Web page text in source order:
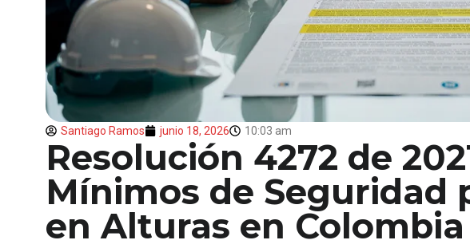
Santiago Ramos junio 18, 2026 10:03 am
Resolución 4272 de
Mínimos de Seguridad
en Alturas en Colombia